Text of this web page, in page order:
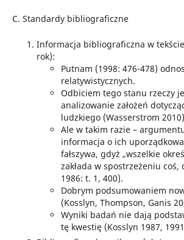
C. Standardy bibliograficzne
Informacja bibliograficzna w
rok):
Putnam (1998: 476-478)
relatywistycznych.
Odbiciem tego stanu rzeczy
analizowanie założeń
ludzkiego (Wasserstrom
Ale w takim razie –
informacja o ich
fałszywa, gdyż „wszelkie
zakłada w spostrzeżeniu coś,
1986: t. 1, 400).
Dobrym podsumowaniem
(Kosslyn, Thompson, Ganis
Wyniki badań nie dają
tę kwestię (Kosslyn 1987,